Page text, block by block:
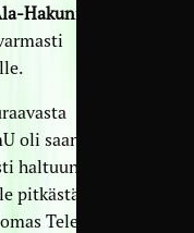
Hakunin
oli saanut
haltuunsa.
pitkästä
Telemäki